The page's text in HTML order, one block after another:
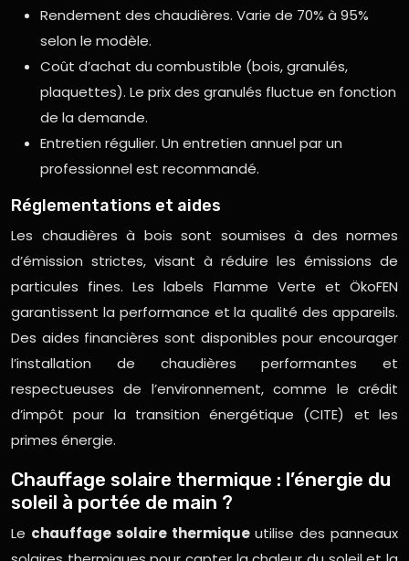
Rendement des chaudières. Varie de 70% à 95%
selon le modèle.
Coût d’achat du combustible (bois, granulés,
plaquettes). Le prix des granulés fluctue en fonction
de la demande.
Entretien régulier. Un entretien annuel par un
professionnel est recommandé.
Réglementations et aides
Les chaudières à bois sont soumises à des normes
d’émission strictes, visant à réduire les émissions de
particules fines. Les labels Flamme Verte et ÖkoFEN
garantissent la performance et la qualité des appareils.
Des aides financières sont disponibles pour encourager
l’installation de chaudières performantes et
respectueuses de l’environnement, comme le crédit
d’impôt pour la transition énergétique (CITE) et les
primes énergie.
Chauffage solaire thermique : l’énergie du
soleil à portée de main ?
Le chauffage solaire thermique utilise des panneaux